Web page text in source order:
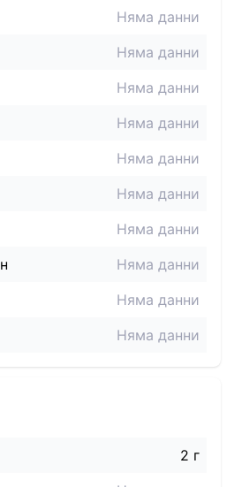
Няма данни
Няма данни
Няма данни
Няма данни
Няма данни
Няма данни
Няма данни
Няма данни
Няма данни
Няма данни
2 г